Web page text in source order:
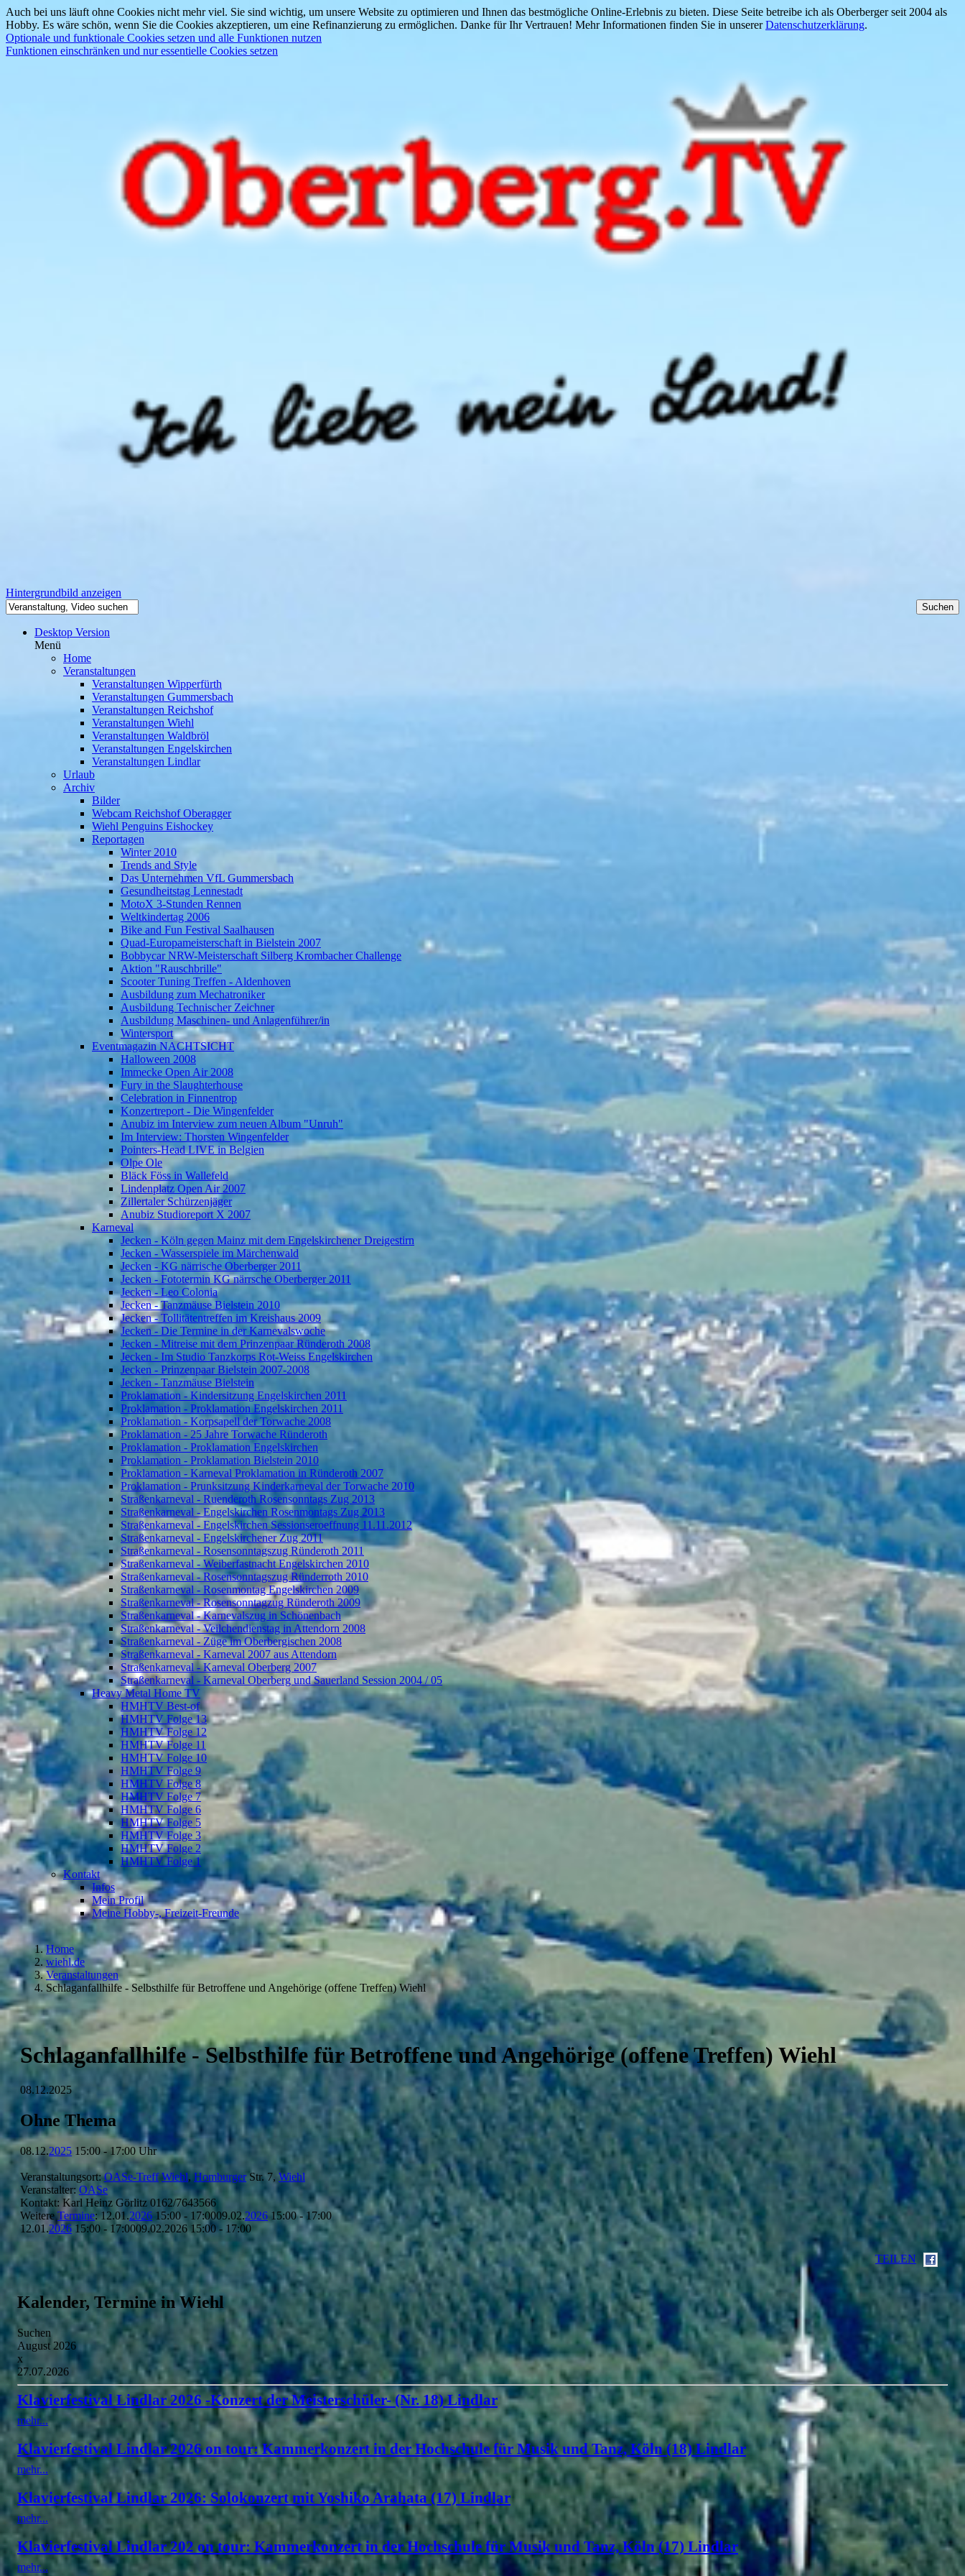
Auch bei uns läuft ohne Cookies nicht mehr viel. Sie sind wichtig, um unsere Website zu optimieren und Ihnen das bestmögliche Online-Erlebnis zu bieten. Diese Seite betreibe ich als Oberberger seit 2004 als
Hobby. Es wäre schön, wenn Sie die Cookies akzeptieren, um eine Refinanzierung zu ermöglichen. Danke für Ihr Vertrauen! Mehr Informationen finden Sie in unsererDatenschutzerklärung.
Optionale und funktionale Cookies setzen und alle Funktionen nutzen
Funktionen einschränken und nur essentielle Cookies setzen
Hintergrundbild anzeigen
Desktop Version
Menü
Home
Veranstaltungen
Veranstaltungen Wipperfürth
Veranstaltungen Gummersbach
Veranstaltungen Reichshof
Veranstaltungen Wiehl
Veranstaltungen Waldbröl
Veranstaltungen Engelskirchen
Veranstaltungen Lindlar
Urlaub
Archiv
Bilder
Webcam Reichshof Oberagger
Wiehl Penguins Eishockey
Reportagen
Winter 2010
Trends and Style
Das Unternehmen VfL Gummersbach
Gesundheitstag Lennestadt
MotoX 3-Stunden Rennen
Weltkindertag 2006
Bike and Fun Festival Saalhausen
Quad-Europameisterschaft in Bielstein 2007
Bobbycar NRW-Meisterschaft Silberg Krombacher Challenge
Aktion "Rauschbrille"
Scooter Tuning Treffen - Aldenhoven
Ausbildung zum Mechatroniker
Ausbildung Technischer Zeichner
Ausbildung Maschinen- und Anlagenführer/in
Wintersport
Eventmagazin NACHTSICHT
Halloween 2008
Immecke Open Air 2008
Fury in the Slaughterhouse
Celebration in Finnentrop
Konzertreport - Die Wingenfelder
Anubiz im Interview zum neuen Album "Unruh"
Im Interview: Thorsten Wingenfelder
Pointers-Head LIVE in Belgien
Olpe Ole
Bläck Föss in Wallefeld
Lindenplatz Open Air 2007
Zillertaler Schürzenjäger
Anubiz Studioreport X 2007
Karneval
Jecken - Köln gegen Mainz mit dem Engelskirchener Dreigestirn
Jecken - Wasserspiele im Märchenwald
Jecken - KG närrische Oberberger 2011
Jecken - Fototermin KG närrsche Oberberger 2011
Jecken - Leo Colonia
Jecken - Tanzmäuse Bielstein 2010
Jecken - Tollitätentreffen im Kreishaus 2009
Jecken - Die Termine in der Karnevalswoche
Jecken - Mitreise mit dem Prinzenpaar Ründeroth 2008
Jecken - Im Studio Tanzkorps Rot-Weiss Engelskirchen
Jecken - Prinzenpaar Bielstein 2007-2008
Jecken - Tanzmäuse Bielstein
Proklamation - Kindersitzung Engelskirchen 2011
Proklamation - Proklamation Engelskirchen 2011
Proklamation - Korpsapell der Torwache 2008
Proklamation - 25 Jahre Torwache Ründeroth
Proklamation - Proklamation Engelskirchen
Proklamation - Proklamation Bielstein 2010
Proklamation - Karneval Proklamation in Ründeroth 2007
Proklamation - Prunksitzung Kinderkarneval der Torwache 2010
Straßenkarneval - Ruenderoth Rosensonntags Zug 2013
Straßenkarneval - Engelskirchen Rosenmontags Zug 2013
Straßenkarneval - Engelskirchen Sessionseroeffnung 11.11.2012
Straßenkarneval - Engelskirchener Zug 2011
Straßenkarneval - Rosensonntagszug Ründeroth 2011
Straßenkarneval - Weiberfastnacht Engelskirchen 2010
Straßenkarneval - Rosensonntagszug Ründerroth 2010
Straßenkarneval - Rosenmontag Engelskirchen 2009
Straßenkarneval - Rosensonntagzug Ründeroth 2009
Straßenkarneval - Karnevalszug in Schönenbach
Straßenkarneval - Veilchendienstag in Attendorn 2008
Straßenkarneval - Züge im Oberbergischen 2008
Straßenkarneval - Karneval 2007 aus Attendorn
Straßenkarneval - Karneval Oberberg 2007
Straßenkarneval - Karneval Oberberg und Sauerland Session 2004 / 05
Heavy Metal Home TV
HMHTV Best-of
HMHTV Folge 13
HMHTV Folge 12
HMHTV Folge 11
HMHTV Folge 10
HMHTV Folge 9
HMHTV Folge 8
HMHTV Folge 7
HMHTV Folge 6
HMHTV Folge 5
HMHTV Folge 3
HMHTV Folge 2
HMHTV Folge 1
Kontakt
Infos
Mein Profil
Meine Hobby-, Freizeit-Freunde
Home
wiehl.de
Veranstaltungen
Schlaganfallhilfe - Selbsthilfe für Betroffene und Angehörige (offene Treffen) Wiehl
Schlaganfallhilfe - Selbsthilfe für Betroffene und Angehörige (offene Treffen) Wiehl
08.12.2025
Ohne Thema
08.12.2025 15:00 - 17:00 Uhr
Veranstaltungsort:OASe-Treff Wiehl, HomburgerStr. 7, Wiehl
Veranstalter: OASe
Kontakt: Karl Heinz Görlitz 0162/7643566
WeitereTermine: 12.01.202615:00 - 17:0009.02.2026 15:00 - 17:00
12.01.2026 15:00 - 17:0009.02.2026 15:00 - 17:00
TEILEN
Kalender, Termine in Wiehl
Suchen
August 2026
x
27.07.2026
Klavierfestival Lindlar 2026 -Konzert der Meisterschüler- (Nr. 18) Lindlar
mehr...
Klavierfestival Lindlar 2026 on tour: Kammerkonzert in der Hochschule für Musik und Tanz, Köln (18) Lindlar
mehr...
Klavierfestival Lindlar 2026: Solokonzert mit Yoshiko Arahata (17) Lindlar
mehr...
Klavierfestival Lindlar 202 on tour: Kammerkonzert in der Hochschule für Musik und Tanz, Köln (17) Lindlar
mehr...